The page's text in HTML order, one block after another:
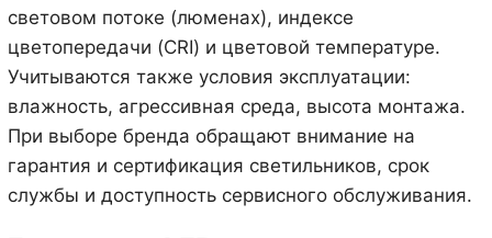
световом потоке (люменах), индексe
цветопередачи (CRI) и цветовой температуре.
Учитываются также условия эксплуатации:
влажность, агрессивная среда, высота монтажа.
При выборе бренда обращают внимание на
гарантия и сертификация светильников, срок
службы и доступность сервисного обслуживания.